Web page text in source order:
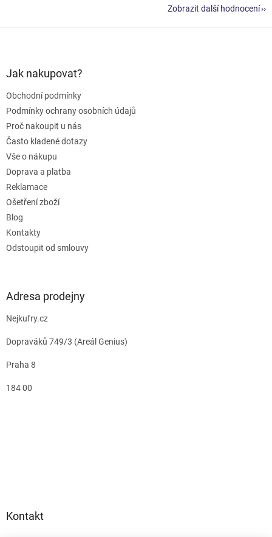
Zobrazit další hodnocení
Jak nakupovat?
Obchodní podmínky
Podmínky ochrany osobních údajů
Proč nakoupit u nás
Často kladené dotazy
Vše o nákupu
Doprava a platba
Reklamace
Ošetření zboží
Blog
Kontakty
Odstoupit od smlouvy
Adresa prodejny
Nejkufry.cz
Dopraváků 749/3 (Areál Genius)
Praha 8
184 00
Kontakt